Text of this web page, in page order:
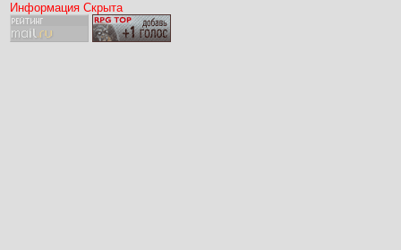
Информация Скрыта